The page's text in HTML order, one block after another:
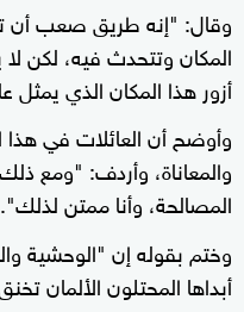
وقال: "إنه طريق صعب أن
المكان وتتحدث فيه، لكن
أزور هذا المكان الذي يمثل
وأوضح أن العائلات في هذا
والمعاناة، وأردف: "ومع
المصالحة، وأنا ممتن لذلك".
وختم بقوله إن "الوحشية
أبداها المحتلون الألمان